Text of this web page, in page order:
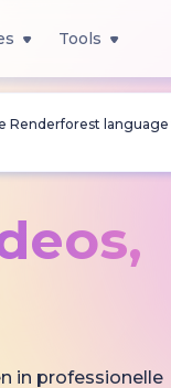
Tools
Renderforest language
in professionelle